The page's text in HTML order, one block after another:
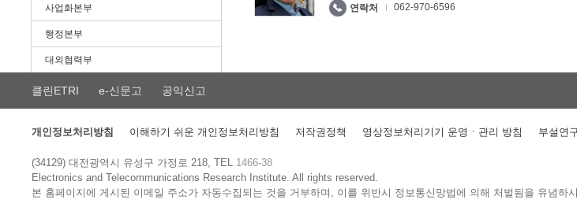
사업화본부
행정본부
대외협력부
연락처 062-970-6596
클린ETRI e-신문고 공익신고
개인정보처리방침 이해하기 쉬운 개인정보처리방침 저작권정책 영상정보처리기기 운영ㆍ관리 방침 부설연
(34129) 대전광역시 유성구 가정로 218, TEL 1466-38
Electronics and Telecommunications Research Institute.All rights reserved.
본 홈페이지에 게시된 이메일 주소가 자동수집되는 것을 거부하며, 이를 위반시 정보통신망법에 의해 처벌됨을 유념하